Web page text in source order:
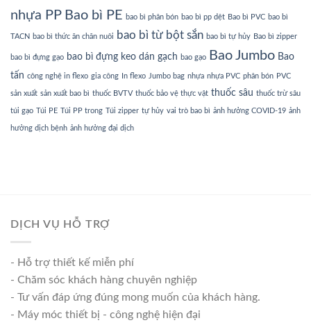
nhựa PP Bao bì PE bao bì phân bón bao bì pp dệt Bao bì PVC bao bì
TACN bao bì thức ăn chăn nuôi bao bì từ bột sắn bao bì tự hủy Bao bì zipper
bao bì đựng gạo bao bì đựng keo dán gạch bao gạo Bao Jumbo Bao
tấn công nghệ in flexo gia công In flexo Jumbo bag nhựa nhựa PVC phân bón PVC
sản xuất sản xuất bao bì thuốc BVTV thuốc bảo vệ thực vật thuốc sâu thuốc trừ sâu
túi gạo Túi PE Túi PP trong Túi zipper tự hủy vai trò bao bì ảnh hưởng COVID-19 ảnh
hưởng dịch bệnh ảnh hưởng đại dịch
DỊCH VỤ HỖ TRỢ
- Hỗ trợ thiết kế miễn phí
- Chăm sóc khách hàng chuyên nghiệp
- Tư vấn đáp ứng đúng mong muốn của khách hàng.
- Máy móc thiết bị - công nghệ hiện đại